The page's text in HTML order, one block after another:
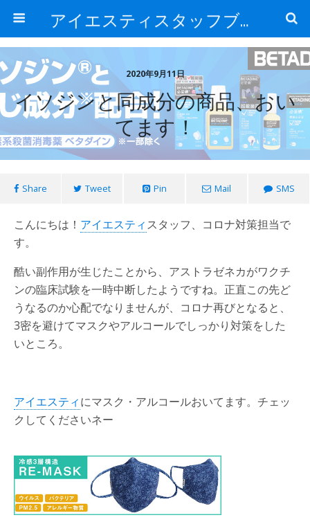
アイエスティスタッフブログ
2020年9月11日
イソジンと同成分の商品、おい
てます！
Share Tweet Pin Mail SMS
こんにちは！ アイエスティスタッフ、コロナ対策担当で
す。
酷い副作用が生じたことから、アストラゼネカがワクチ
ンの臨床試験を一時中断したようですね。正直この先ど
うなるのか心配でなりませんが、コロナ再びとなると、
3密を避けてマスクやアルコールでしっかり対策をした
いところ。
アイエスティにマスク・アルコールおいてます。チェッ
クしてくださいネー